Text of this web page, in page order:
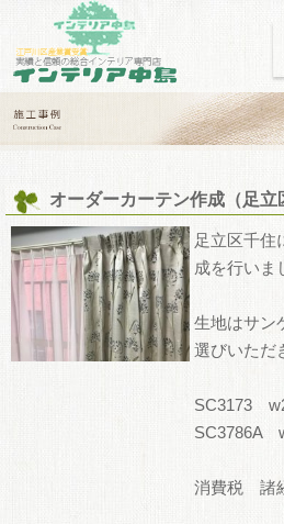
オーダーカーテン作成（足立
足立区千住
成を行いま
生地はサン
選びいただ
SC3173
SC3786A
消費税 諸